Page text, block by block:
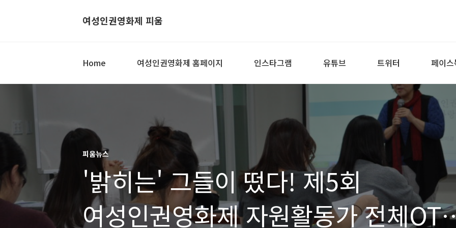
여성인권영화제 피움
Home 여성인권영화제 홈페이지 인스타그램 유튜브 트위터 페이
피움뉴스
'밝히는' 그들이 떴다! 제5회
여성인권영화제 자원활동가 전체OT